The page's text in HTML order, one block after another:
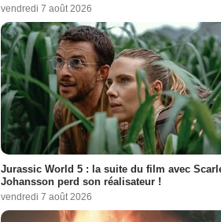
vendredi 7 août 2026
Jurassic World 5 : la suite du film avec
Johansson perd son réalisateur !
vendredi 7 août 2026